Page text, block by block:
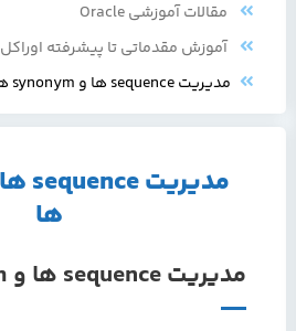
مقالات آموزشی Oracle
آموزش مقدماتی تا پیشرفته اوراکل
مدیریت sequence ها و synonym ها
ها
مدیریت sequence ها و synonym ها